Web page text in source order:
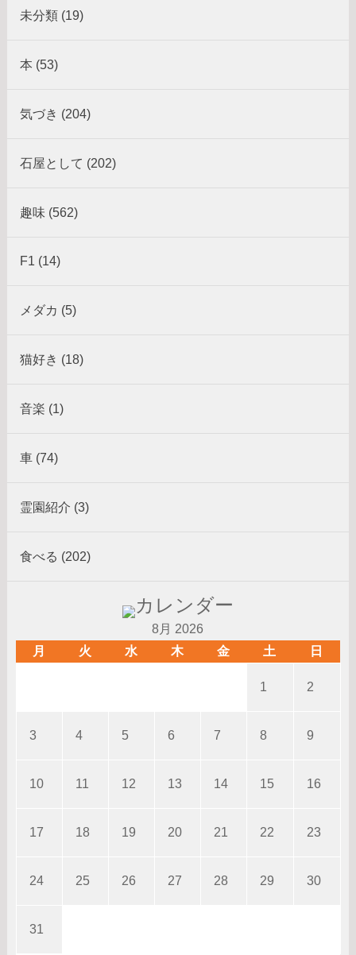
未分類 (19)
本 (53)
気づき (204)
石屋として (202)
趣味 (562)
F1 (14)
メダカ (5)
猫好き (18)
音楽 (1)
車 (74)
霊園紹介 (3)
食べる (202)
8月 2026
月
火 水 木 金 土 日
1 2
3 4 5 6 7 8 9
10 11 12 13 14 15 16
17 18 19 20 21 22 23
24 25 26 27 28 29 30
31